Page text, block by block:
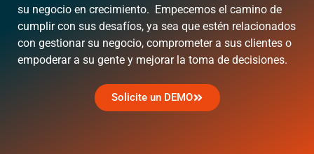
su negocio en crecimiento. Empecemos el camino de
cumplir con sus desafíos, ya sea que estén relacionados
con gestionar su negocio, comprometer a sus clientes o
empoderar a su gente y mejorar la toma de decisiones.
Solicite un DEMO